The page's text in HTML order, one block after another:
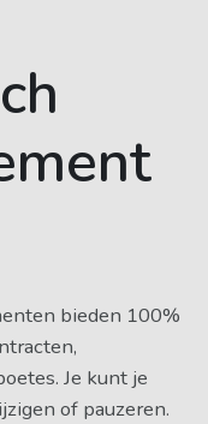
bieden 100%
Je kunt je
of pauzeren.